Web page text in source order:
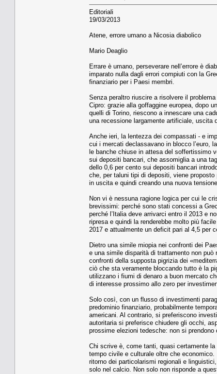
Editoriali
19/03/2013
Atene, errore umano a Nicosia diabolico
Mario Deaglio
Errare è umano, perseverare nell’errore è
imparato nulla dagli errori compiuti con la
finanziario per i Paesi membri.
Senza peraltro riuscire a risolvere il
Cipro: grazie alla goffaggine europea, dopo
quelli di Torino, riescono a innescare una
una recessione largamente artificiale, uscita
Anche ieri, la lentezza dei compassati - e
cui i mercati declassavano in blocco l’euro,
le banche chiuse in attesa del soffertissimo
sui depositi bancari, che assomiglia a una
dello 0,6 per cento sui depositi bancari
che, per taluni tipi di depositi, viene
in uscita e quindi creando una nuova
Non vi è nessuna ragione logica per cui le
brevissimi: perché sono stati concessi a
perché l’Italia deve arrivarci entro il 2013 e
ripresa e quindi la renderebbe molto più
2017 e attualmente un deficit pari al 4,5 per
Dietro una simile miopia nei confronti dei
e una simile disparità di trattamento non
confronti della supposta pigrizia dei
ciò che sta veramente bloccando tutto è la
utilizzano i fiumi di denaro a buon mercato
di interesse prossimo allo zero per
Solo così, con un flusso di investimenti
predominio finanziario, probabilmente
americani. Al contrario, si preferiscono
autoritaria si preferisce chiudere gli occhi,
prossime elezioni tedesche: non si
Chi scrive è, come tanti, quasi certamente
tempo civile e culturale oltre che economico.
ritorno dei particolarismi regionali e
solo nel calcio. Non solo non risponde a